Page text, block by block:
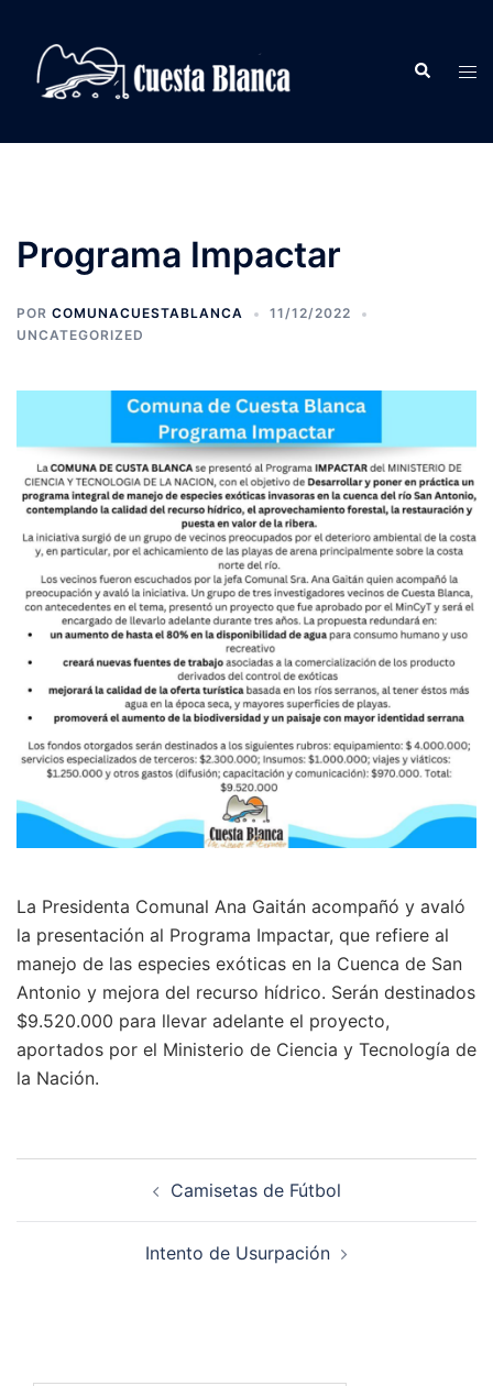
contenido
Buscar
Programa Impactar
POR COMUNACUESTABLANCA
11/12/2022
UNCATEGORIZED
La Presidenta Comunal Ana Gaitán acompañó y avaló
la presentación al Programa Impactar, que refiere al
manejo de las especies exóticas en la Cuenca de San
Antonio y mejora del recurso hídrico. Serán destinados
$9.520.000 para llevar adelante el proyecto,
aportados por el Ministerio de Ciencia y Tecnología de
la Nación.
Camisetas de Fútbol
Intento de Usurpación